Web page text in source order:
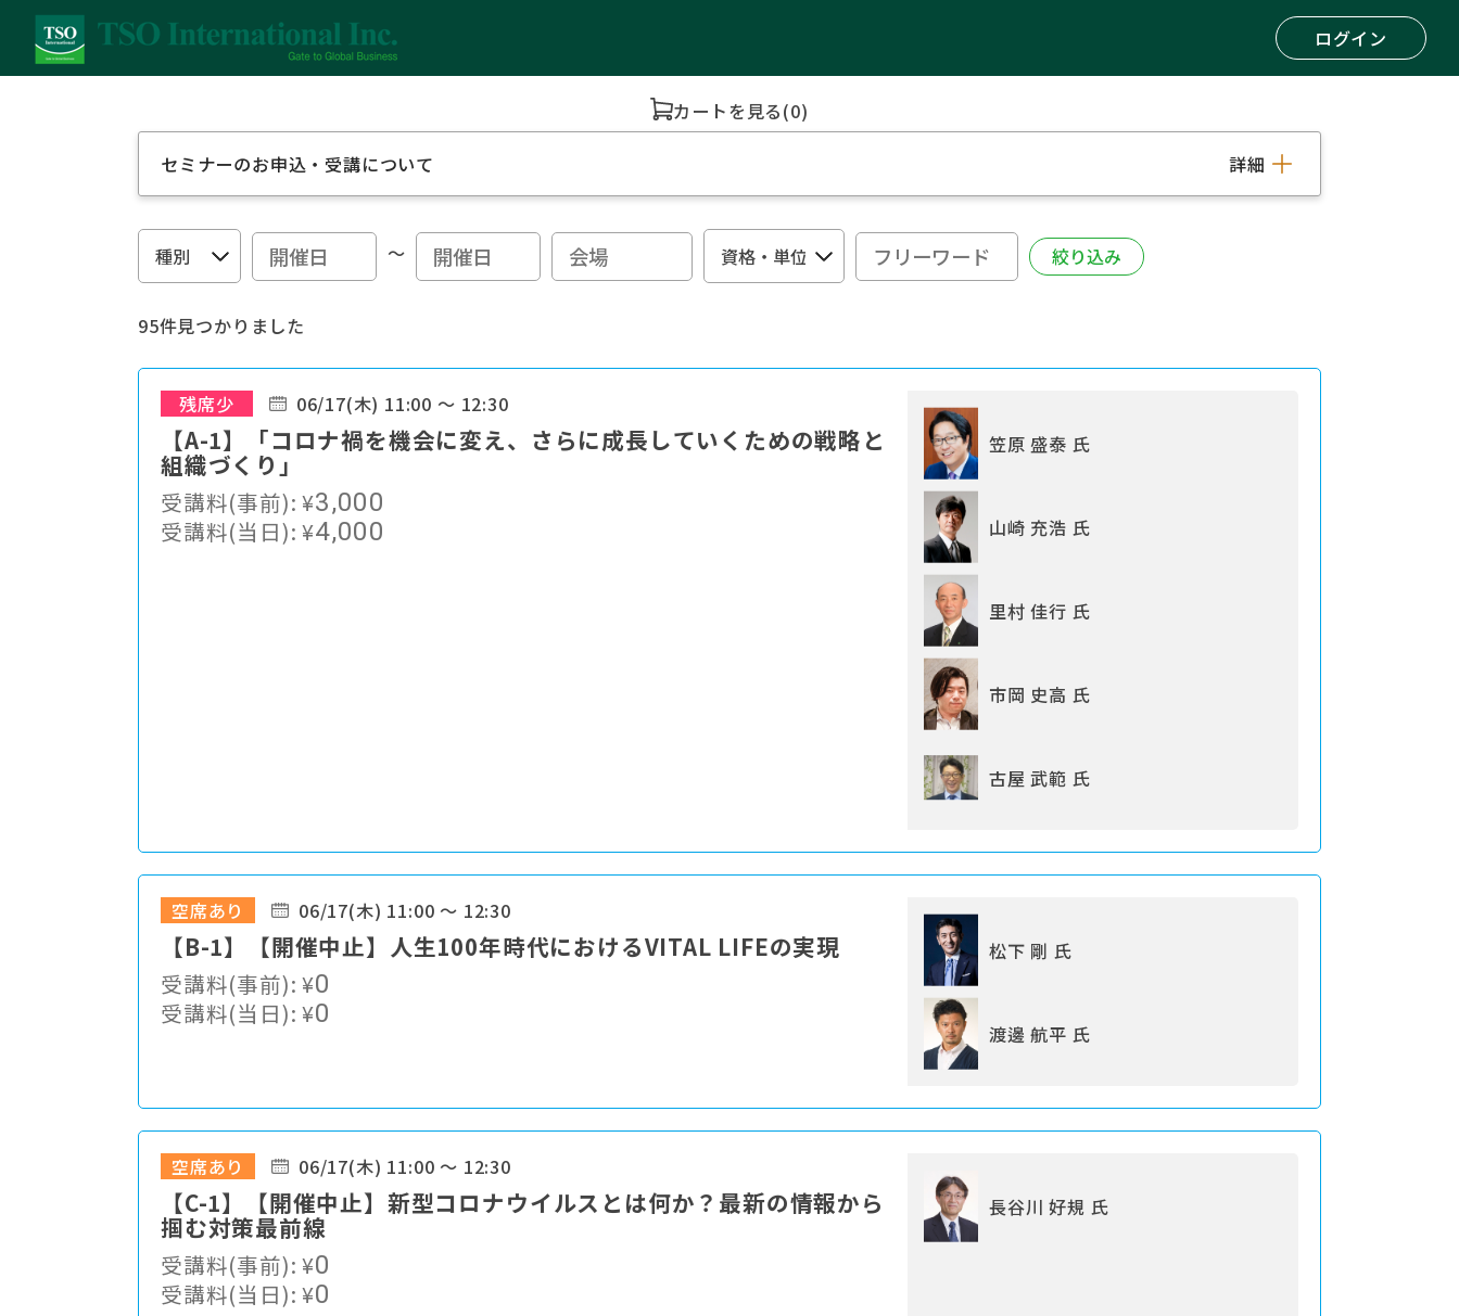
ログイン
カートを見る(0)
セミナーのお申込・受講について 詳細
～
95件見つかりました
残席少 06/17(木) 11:00 ～ 12:30
【A-1】「コロナ禍を機会に変え、さらに成長していくための戦略と
組織づくり」
受講料(事前):¥3,000
受講料(当日):¥4,000
笠原 盛泰 氏
山崎 充浩 氏
里村 佳行 氏
市岡 史高 氏
古屋 武範 氏
空席あり 06/17(木) 11:00 ～ 12:30
【B-1】【開催中止】人生100年時代におけるVITAL LIFEの実現
受講料(事前):¥0
受講料(当日):¥0
松下 剛 氏
渡邊 航平 氏
空席あり 06/17(木) 11:00 ～ 12:30
【C-1】【開催中止】新型コロナウイルスとは何か？最新の情報から
掴む対策最前線
受講料(事前):¥0
受講料(当日):¥0
長谷川 好規 氏